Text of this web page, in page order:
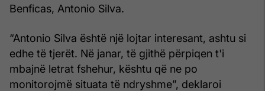
Benficas, Antonio Silva.
“Antonio Silva është një lojtar interesant, ashtu si
edhe të tjerët. Në janar, të gjithë përpiqen t'i
mbajnë letrat fshehur, kështu që ne po
monitorojmë situata të ndryshme”, deklaroi